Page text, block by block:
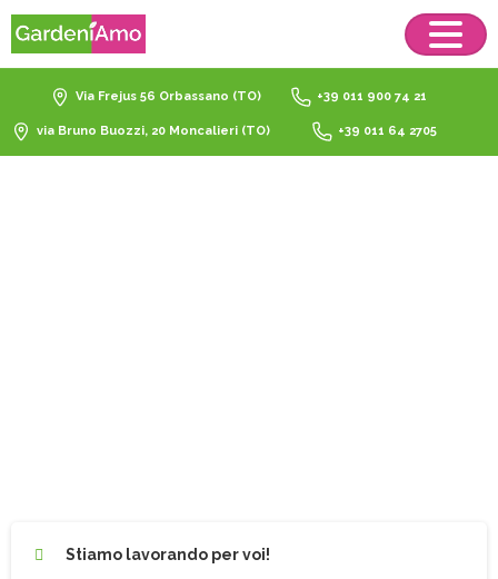
Via Frejus 56 Orbassano (TO) +39 011 900 74 21
via Bruno Buozzi, 20 Moncalieri (TO) +39 011 64 2705
Stiamo lavorando per voi!